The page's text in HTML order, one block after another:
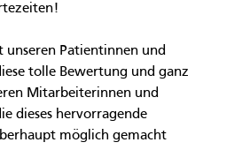
unseren Patientinnen und
tolle Bewertung und ganz
Mitarbeiterinnen und
dieses hervorragende
möglich gemacht